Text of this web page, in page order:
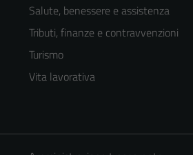
Salute, benessere e assistenza
Tributi, finanze e contravvenzioni
Turismo
Vita lavorativa